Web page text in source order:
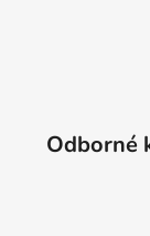
Odborné